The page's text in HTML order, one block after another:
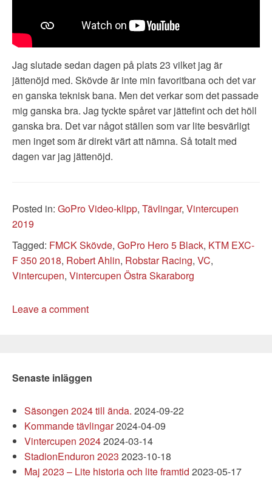
Jag slutade sedan dagen på plats 23 vilket jag är
jättenöjd med. Skövde är inte min favoritbana och det var
en ganska teknisk bana. Men det verkar som det passade
mig ganska bra. Jag tyckte spåret var jättefint och det höll
ganska bra. Det var något ställen som var lite besvärligt
men inget som är direkt värt att nämna. Så totalt med
dagen var jag jättenöjd.
Posted in: Categories
GoPro Video-klipp, Tävlingar, Vintercupen
2019
Tagged: Tags
FMCK Skövde, GoPro Hero 5 Black, KTM EXC-
F 350 2018, Robert Ahlin, Robstar Racing, VC,
Vintercupen, Vintercupen Östra Skaraborg
Leave a comment
Senaste inläggen
Säsongen 2024 till ända. 2024-09-22
Kommande tävlingar2024-04-09
Vintercupen 20242024-03-14
StadionEnduron 2023 2023-10-18
Maj 2023 – Lite historia och lite framtid 2023-05-17